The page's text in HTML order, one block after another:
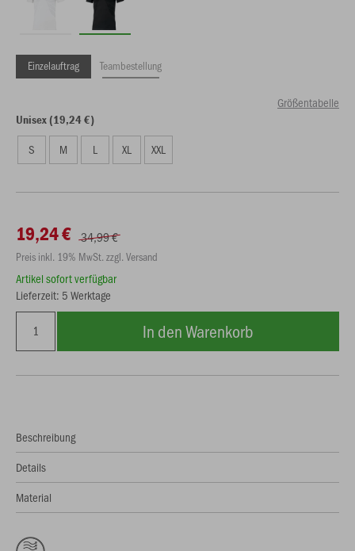
Einzelauftrag Teambestellung
Größentabelle
Unisex (19,24 €)
S M L XL XXL
19,24 € 34,99 €
Preis inkl. 19% MwSt. zzgl. Versand
Artikel sofort verfügbar
Lieferzeit: 5 Werktage
In den Warenkorb
Beschreibung
Details
Material